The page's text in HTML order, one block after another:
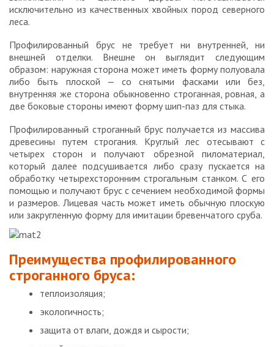
исключительно из качественных хвойных пород северного
леса.
Профилированный брус не требует ни внутренней, ни
внешней отделки. Внешне он выглядит следующим
образом: наружная сторона может иметь форму полуовала
либо быть плоской — со снятыми фасками или без,
внутренняя же сторона обыкновенно строганная, ровная, а
две боковые стороны имеют форму шип-паз для стыка.
Профилированный строганный брус получается из массива
древесины путем строгания. Круглый лес отесывают с
четырех сторон и получают обрезной пиломатериал,
который далее подсушивается либо сразу пускается на
обработку четырехсторонним строгальным станком. С его
помощью и получают брус с сечением необходимой формы
и размеров. Лицевая часть может иметь обычную плоскую
или закругленную форму для имитации бревенчатого сруба.
Преимущества профилированного
строганного бруса:
теплоизоляция;
экологичность;
защита от влаги, дождя и сырости;